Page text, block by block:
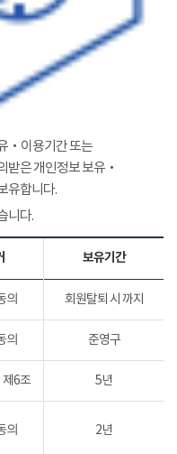
‧이용기간 또는
받은 개인정보 보유‧
유합니다.
니다.
보유기간
의 회원탈퇴 시 까지
의 준영구
제6조 5년
의 2년